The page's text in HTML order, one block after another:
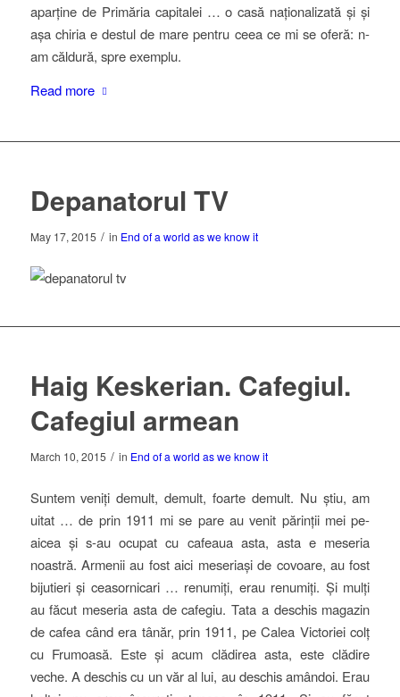
aparține de Primăria capitalei … o casă naționalizată și și
așa chiria e destul de mare pentru ceea ce mi se oferă: n-
am căldură, spre exemplu.
Read more
Depanatorul TV
May 17, 2015 / in End of a world as we know it
Haig Keskerian. Cafegiul.
Cafegiul armean
March 10, 2015 / in End of a world as we know it
Suntem veniți demult, demult, foarte demult. Nu știu, am
uitat … de prin 1911 mi se pare au venit părinții mei pe-
aicea și s-au ocupat cu cafeaua asta, asta e meseria
noastră. Armenii au fost aici meseriași de covoare, au fost
bijutieri și ceasornicari … renumiți, erau renumiți. Și mulți
au făcut meseria asta de cafegiu. Tata a deschis magazin
de cafea când era tânăr, prin 1911, pe Calea Victoriei colț
cu Frumoasă. Este și acum clădirea asta, este clădire
veche. A deschis cu un văr al lui, au deschis amândoi. Erau